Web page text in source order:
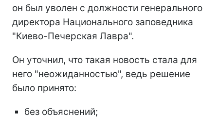
он был уволен с должности генерального
директора Национального заповедника
"Киево-Печерская Лавра".
Он уточнил, что такая новость стала для
него "неожиданностью", ведь решение
было принято:
без объяснений;